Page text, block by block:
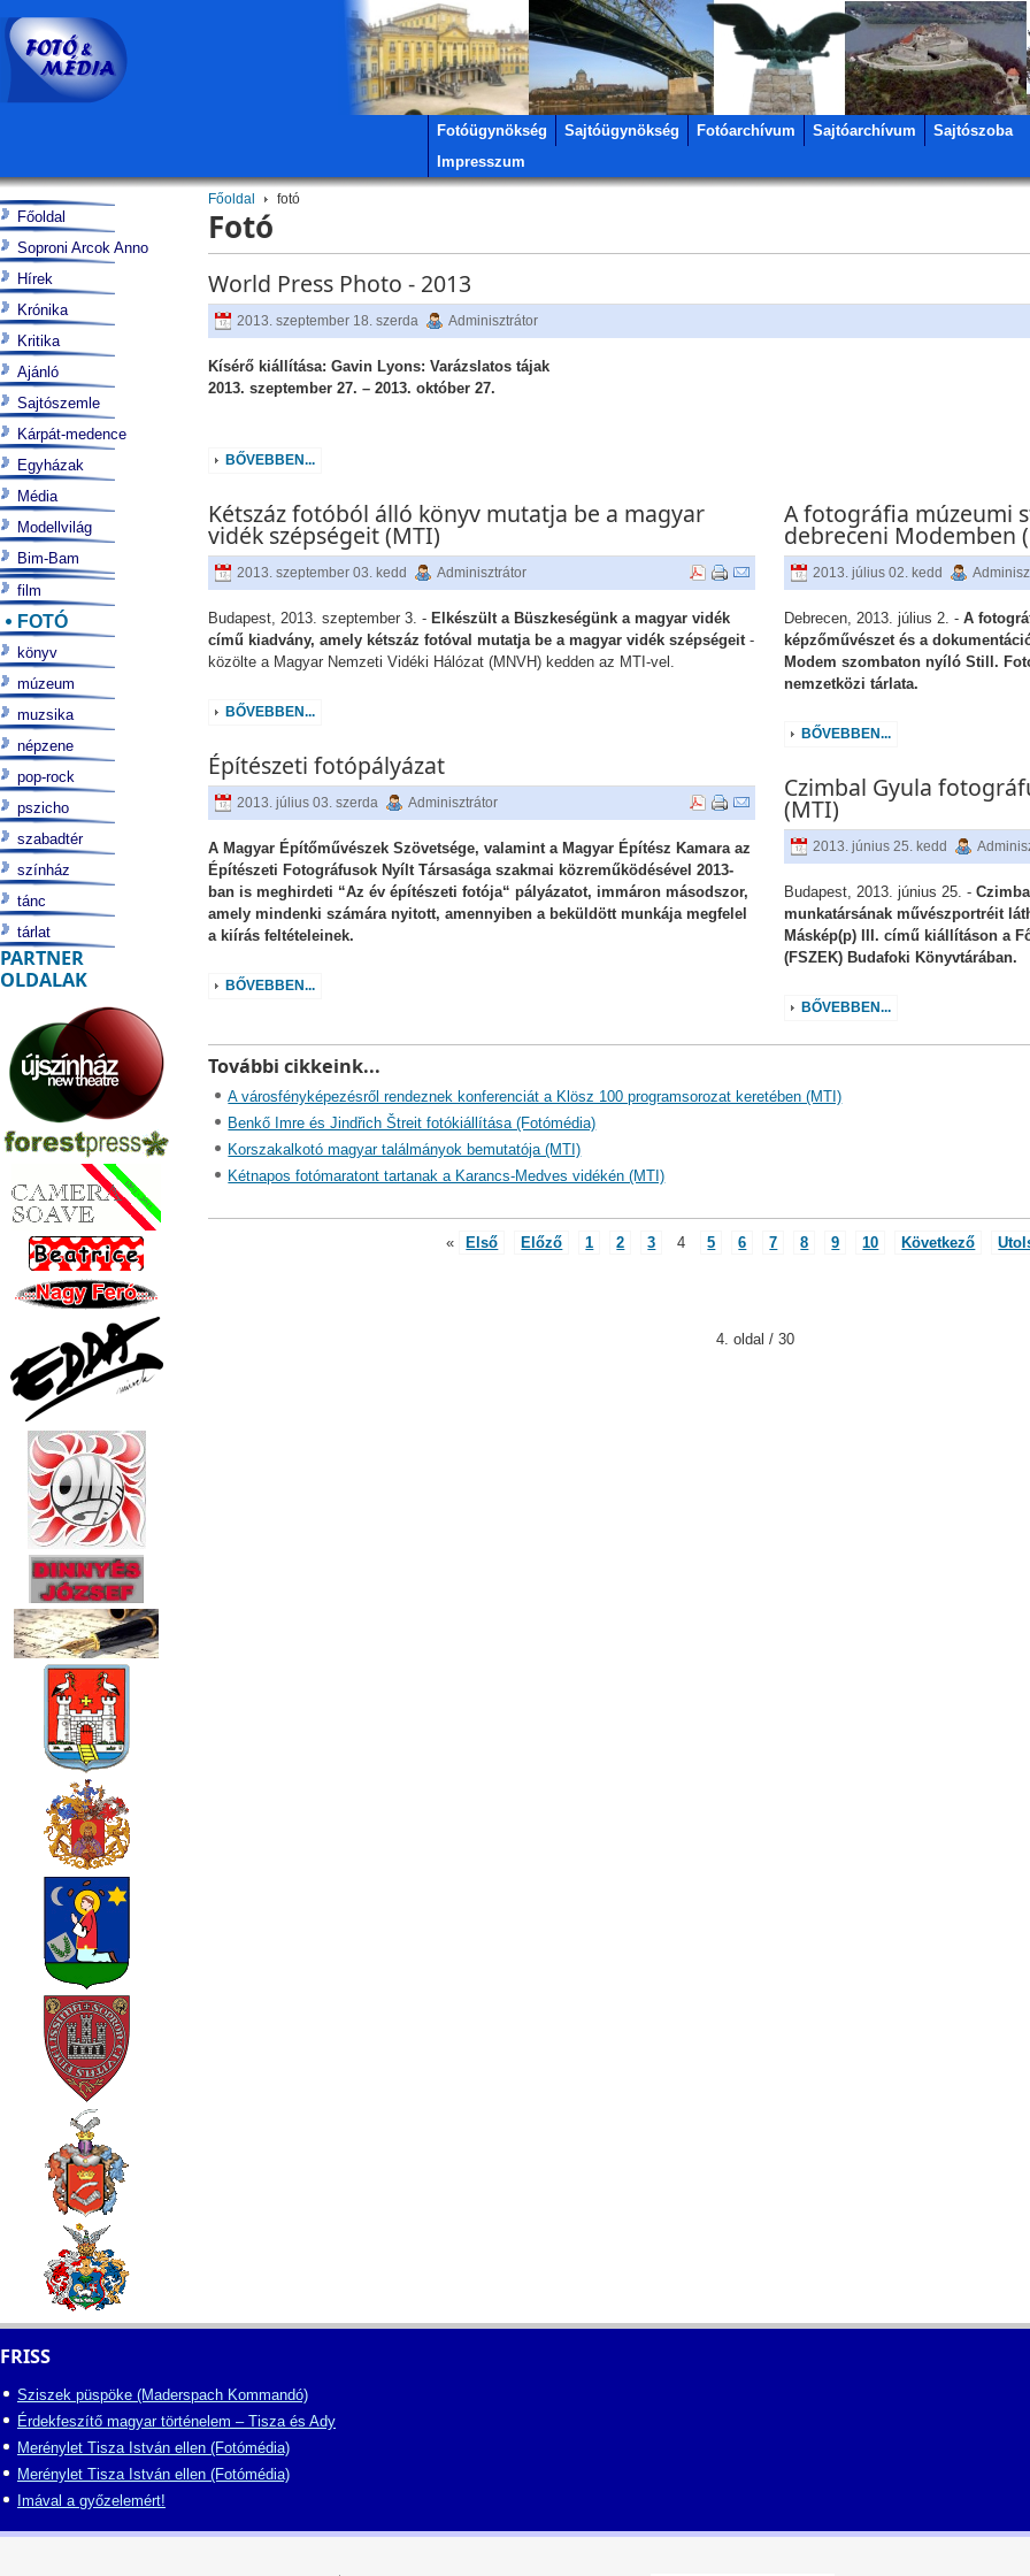
Fotóügynökség Sajtóügynökség Fotóarchívum Sajtóarchívum
Sajtószoba
Impresszum
Főoldal fotó
Fotó
World Press Photo - 2013
2013. szeptember 18. szerda Adminisztrátor
Kísérő kiállítása: Gavin Lyons: Varázslatos tájak
2013. szeptember 27. – 2013. október 27.
BŐVEBBEN...
Kétszáz fotóból álló könyv mutatja be a magyar
vidék szépségeit (MTI)
2013. szeptember 03. kedd Adminisztrátor
Budapest, 2013. szeptember 3. - Elkészült a Büszkeségünk a magyar vidék
című kiadvány, amely kétszáz fotóval mutatja be a magyar vidék szépségeit-
közölte a Magyar Nemzeti Vidéki Hálózat (MNVH) kedden az MTI-vel.
BŐVEBBEN...
Építészeti fotópályázat
2013. július 03. szerda Adminisztrátor
A Magyar Építőművészek Szövetsége, valamint a Magyar Építész Kamara az
Építészeti Fotográfusok Nyílt Társasága szakmai közreműködésével 2013-
ban is meghirdeti “Az év építészeti fotója“ pályázatot, immáron másodszor,
amely mindenki számára nyitott, amennyiben a beküldött munkája megfelel
a kiírás feltételeinek.
BŐVEBBEN...
A fotográfia múzeumi
debreceni Modemben
2013. július 02. kedd
Debrecen, 2013. július 2. -A
képzőművészet és a
Modem szombaton nyíló Still.
nemzetközi tárlata.
BŐVEBBEN...
Czimbal Gyula
(MTI)
2013. június 25. kedd
Budapest, 2013. június 25. -
munkatársának művészportréit
Máskép(p) III. című kiállításon a
(FSZEK) Budafoki Könyvtárában.
BŐVEBBEN...
További cikkeink...
A városfényképezésről rendeznek konferenciát a Klösz 100 programsorozat keretében (MTI)
Benkő Imre és Jindřich Štreit fotókiállítása (Fotómédia)
Korszakalkotó magyar találmányok bemutatója (MTI)
Kétnapos fotómaratont tartanak a Karancs-Medves vidékén (MTI)
« Első Előző 1 2 3 4 5 6 7 8 9 10 Következő
4. oldal / 30
Főoldal
Soproni Arcok Anno
Hírek
Krónika
Kritika
Ajánló
Sajtószemle
Kárpát-medence
Egyházak
Média
Modellvilág
Bim-Bam
film
FOTÓ
könyv
múzeum
muzsika
népzene
pop-rock
pszicho
szabadtér
színház
tánc
tárlat
PARTNER
OLDALAK
FRISS
Sziszek püspöke (Maderspach Kommandó)
Érdekfeszítő magyar történelem – Tisza és Ady
Merénylet Tisza István ellen (Fotómédia)
Merénylet Tisza István ellen (Fotómédia)
Imával a győzelemért!